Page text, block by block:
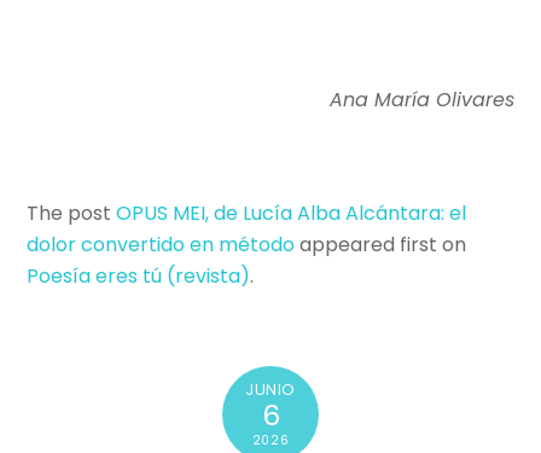
Ana María Olivares
The postOPUS MEI, de Lucía Alba Alcántara: el
dolor convertido en métodoappeared first on
Poesí­a eres tú (revista).
JUNIO
6
2026